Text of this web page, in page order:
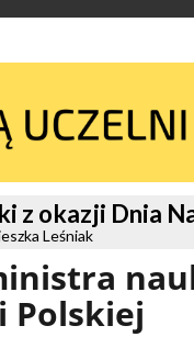
z okazji Dnia
Leśniak
Polskiej